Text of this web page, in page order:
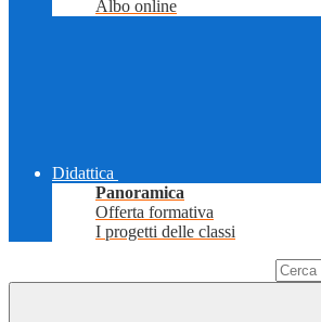
Albo online
Didattica
Panoramica
Offerta formativa
I progetti delle classi